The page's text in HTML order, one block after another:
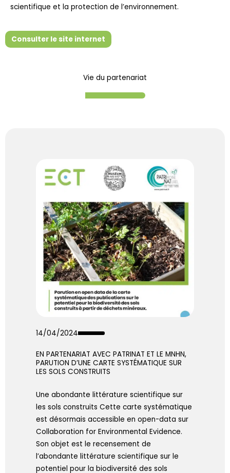
scientifique et la protection de l’environnement.
Consulter le site internet
Vie du partenariat
14/04/2024
EN PARTENARIAT AVEC PATRINAT ET LE MNHN,
PARUTION D’UNE CARTE SYSTÉMATIQUE SUR
LES SOLS CONSTRUITS
Une abondante littérature scientifique sur
les sols construits Cette carte systématique
est désormais accessible en open-data sur
Collaboration for Environmental Evidence.
Son objet est le recensement de
l’abondante littérature scientifique sur le
potentiel pour la biodiversité des sols